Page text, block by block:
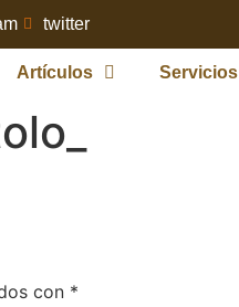
twitter
Artículos Servicios
con *